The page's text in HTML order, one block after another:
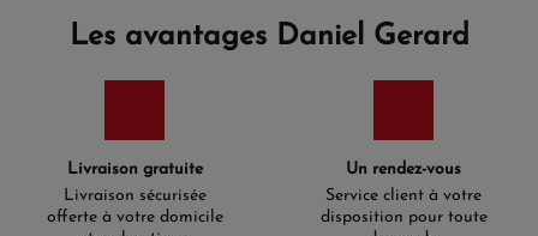
selon votre rythme
poignet : il influence non seulement sur le confort, mais
même résistance aux éléments. Avec unbracelet de
montre Garminadapté, vous changez d’allure en
quelques secondes. Sport, bureau ou soirée : alternez les
Les avantages Daniel Gerard
Livraison gratuite
Livraison sécurisée
offerte à votre domicile
Un rendez-vous
Service client à votre
disposition pour toute